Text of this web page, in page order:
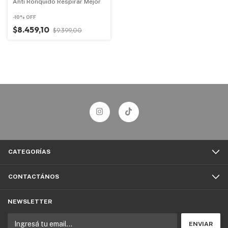
-10% OFF
$8.459,10 $9.399,00
CATEGORÍAS
CONTACTÁNOS
NEWSLETTER